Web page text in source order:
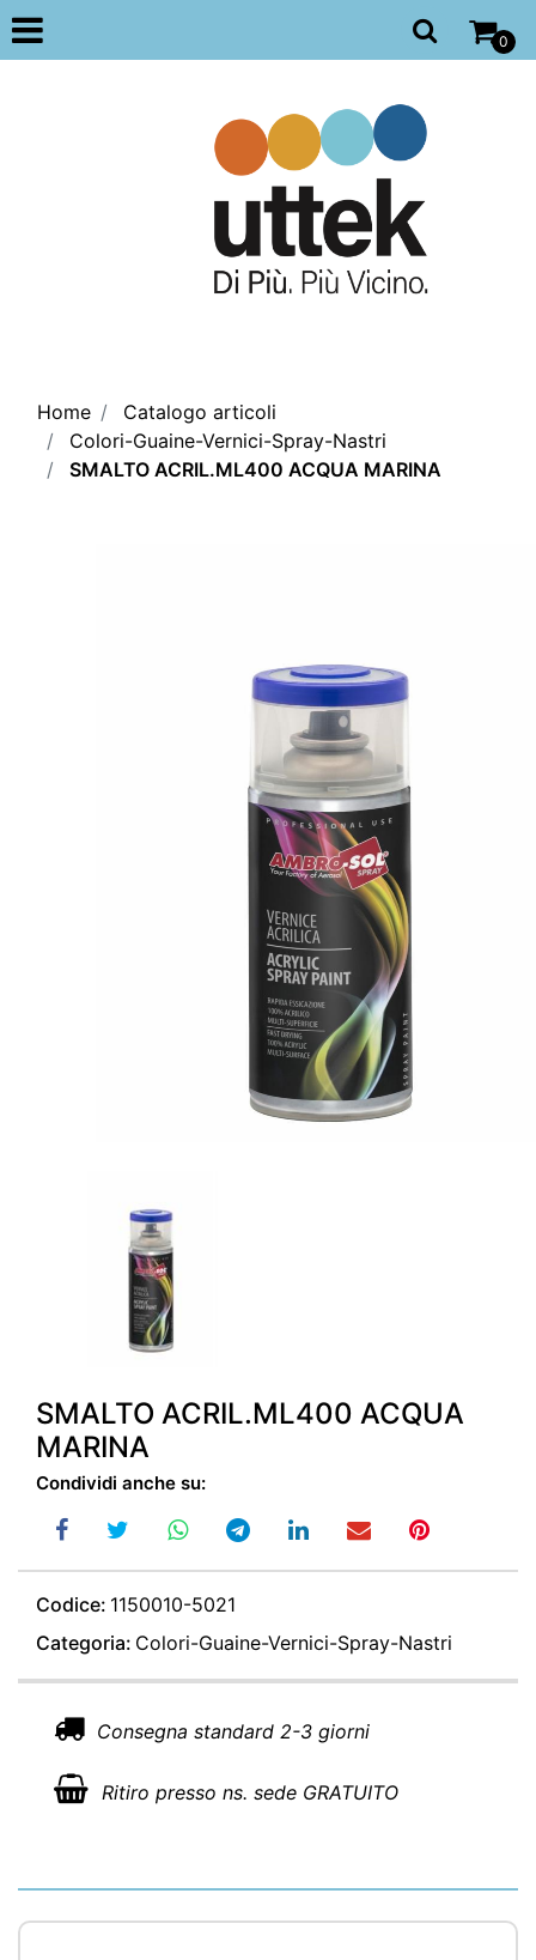
Open
0
Home
Catalogo articoli
Colori-Guaine-Vernici-Spray-Nastri
SMALTO ACRIL.ML400 ACQUA MARINA
SMALTO ACRIL.ML400 ACQUA
MARINA
Condividi anche su:
Codice: 1150010-5021
Categoria: Colori-Guaine-Vernici-Spray-Nastri
Consegna standard 2-3 giorni
Ritiro presso ns. sede GRATUITO